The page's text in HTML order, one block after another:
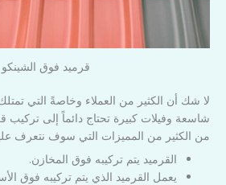
قرميد فوق الشينكو
لا شك أن الكثير من العملاء وخاصةً التي
شاسعة وفيلات كبيرة تحتاج دائماً إلى تركيب
من الكثير من المميزات التي سوف نتعرف
القرميد يتم تركيبه فوق المخازن.
يعمل القرميد الذي يتم تركيبه فوق